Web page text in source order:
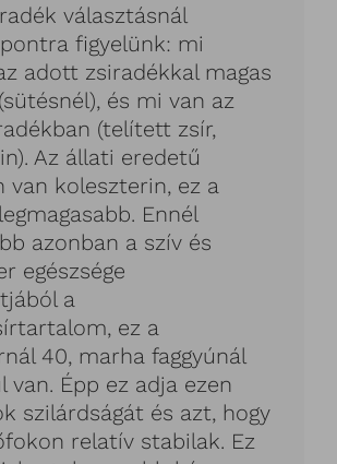
választásnál
figyelünk: mi
adott zsiradékkal magas
és mi van az
(telített zsír,
Az állati eredetű
van koleszterin, ez a
Ennél
azonban a szív és
egészsége
a
ez a
40, marha faggyúnál
van. Épp ez adja ezen
szilárdságát és azt, hogy
relatív stabilak. Ez